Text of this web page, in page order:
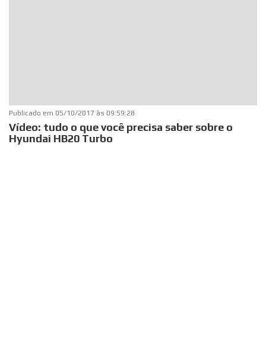
Publicado em 05/10/2017 às 09:59:28
Vídeo: tudo o que você precisa saber sobre o
Hyundai HB20 Turbo